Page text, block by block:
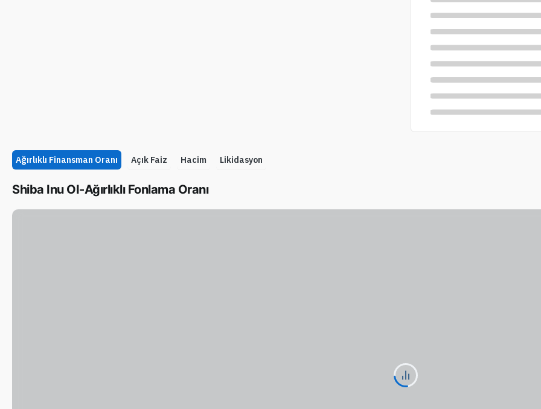
Ağırlıklı Finansman Oranı Açık Faiz Hacim Likidasyon
Shiba Inu OI-Ağırlıklı Fonlama Oranı